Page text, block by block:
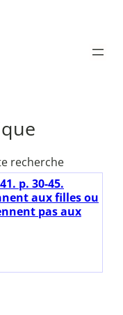
recherche
p. 30-45.
aux filles ou
pas aux